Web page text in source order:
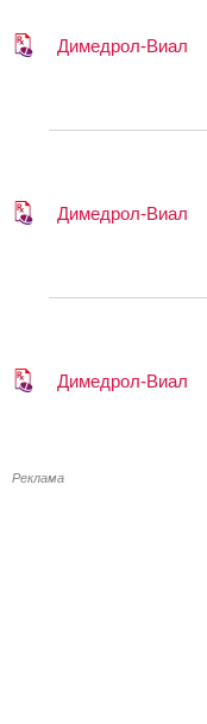
Димедрол-Виал
Димедрол-Виал
Димедрол-Виал
Реклама